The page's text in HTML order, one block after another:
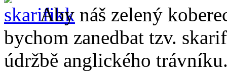
Aby náš zelený
bychom zanedbat tzv.
údržbě anglického